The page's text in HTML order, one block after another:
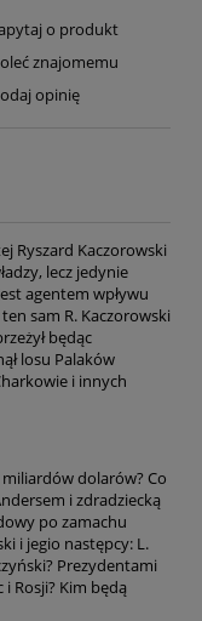
o produkt
znajomemu
opinię
Ryszard Kaczorowski
lecz jedynie
agentem wpływu
sam R. Kaczorowski
będąc
losu Palaków
i innych
miliardów dolarów? Co
i zdradziecką
po zamachu
i jegio następcy: L.
Prezydentami
Rosji? Kim będą